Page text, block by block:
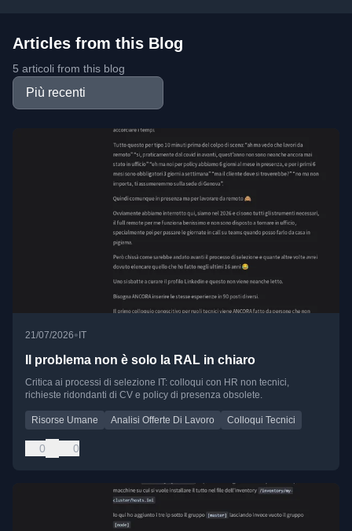
Articles from this Blog
5 articoli from this blog
21/07/2026•IT
Il problema non è solo la RAL in chiaro
Critica ai processi di selezione IT: colloqui con HR non tecnici,
richieste ridondanti di CV e policy di presenza obsolete.
Risorse Umane Analisi Offerte Di Lavoro Colloqui Tecnici
0 0